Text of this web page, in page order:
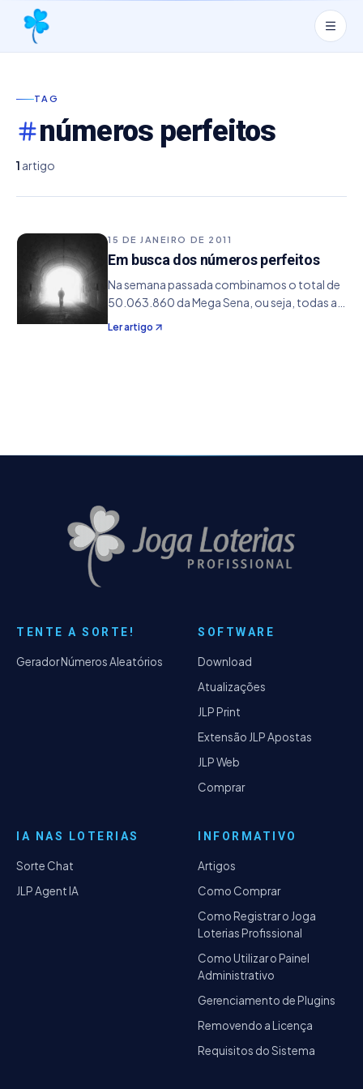
TAG
números perfeitos
1 artigo
15 DE JANEIRO DE 2011
Em busca dos números perfeitos
Na semana passada combinamos o total de
50.063.860 da Mega Sena, ou seja, todas as
combinações possíveis. Usamos na ocasião
um Pentium 4 HT 3.2 Ghz com 2GB de
Ler artigo
TENTE A SORTE!
Gerador Números Aleatórios
SOFTWARE
Download
Atualizações
JLP Print
Extensão JLP Apostas
JLP Web
Comprar
IA NAS LOTERIAS
Sorte Chat
JLP Agent IA
INFORMATIVO
Artigos
Como Comprar
Como Registrar o Joga
Loterias Profissional
Como Utilizar o Painel
Administrativo
Gerenciamento de Plugins
Removendo a Licença
Requisitos do Sistema